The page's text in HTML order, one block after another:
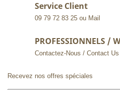
Service Client
09 79 72 83 25 ou Mail
PROFESSIONNELS /
Contactez-Nous / Contact Us
Recevez nos offres spéciales